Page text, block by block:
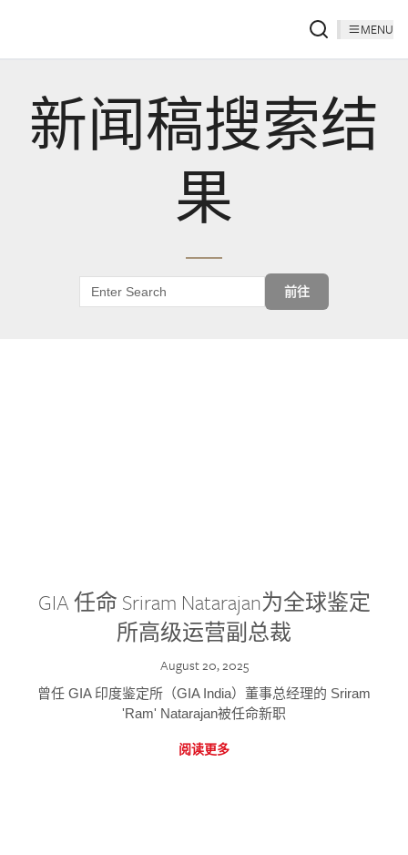
MENU
新闻稿搜索结
果
前往
GIA 任命 Sriram Natarajan为全球鉴定
所高级运营副总裁
August 20, 2025
曾任 GIA 印度鉴定所（GIA India）董事总经理的 Sriram
'Ram' Natarajan被任命新职
阅读更多